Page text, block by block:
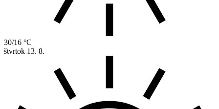
30/16 °C
štvrtok 13. 8.